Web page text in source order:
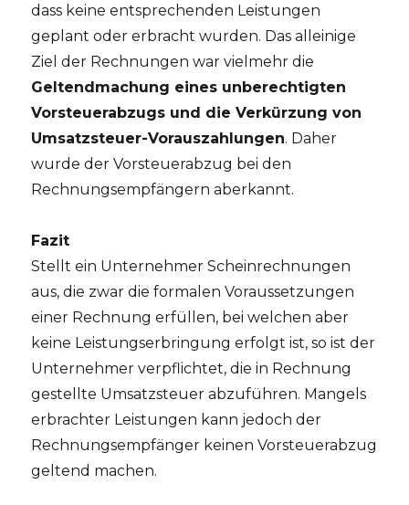
dass keine entsprechenden Leistungen
geplant oder erbracht wurden. Das alleinige
Ziel der Rechnungen war vielmehr die
Geltendmachung eines unberechtigten
Vorsteuerabzugs und die Verkürzung von
Umsatzsteuer-Vorauszahlungen. Daher
wurde der Vorsteuerabzug bei den
Rechnungsempfängern aberkannt.
Fazit
Stellt ein Unternehmer Scheinrechnungen
aus, die zwar die formalen Voraussetzungen
einer Rechnung erfüllen, bei welchen aber
keine Leistungserbringung erfolgt ist, so ist der
Unternehmer verpflichtet, die in Rechnung
gestellte Umsatzsteuer abzuführen. Mangels
erbrachter Leistungen kann jedoch der
Rechnungsempfänger keinen Vorsteuerabzug
geltend machen.